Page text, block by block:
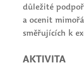
důležité
a ocenit
směřujících k
AKTIVITA